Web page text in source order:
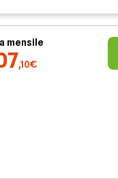
mensile
,10€